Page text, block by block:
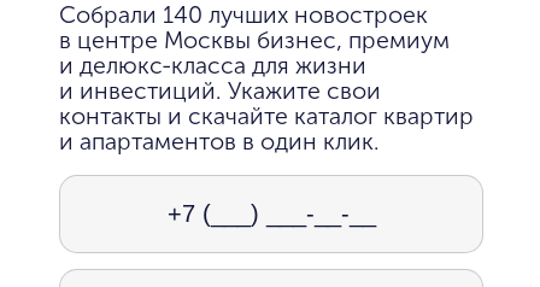
Собрали 140 лучших новостроек
в центре Москвы бизнес, премиум
и делюкс-класса для жизни
и инвестиций. Укажите свои
контакты и скачайте каталог квартир
и апартаментов в один клик.